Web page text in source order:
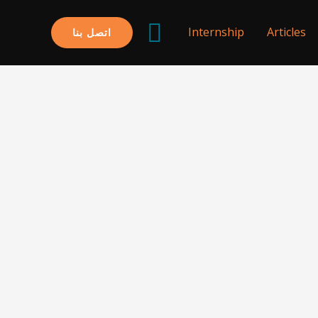
Articles
Internship البحثاتصل بنا